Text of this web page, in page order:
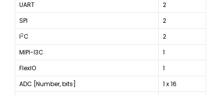
UART
2
SPI
2
I2C
2
MIPI-I3C
1
FlexIO
1
ADC [Number, bits]
1 x 16